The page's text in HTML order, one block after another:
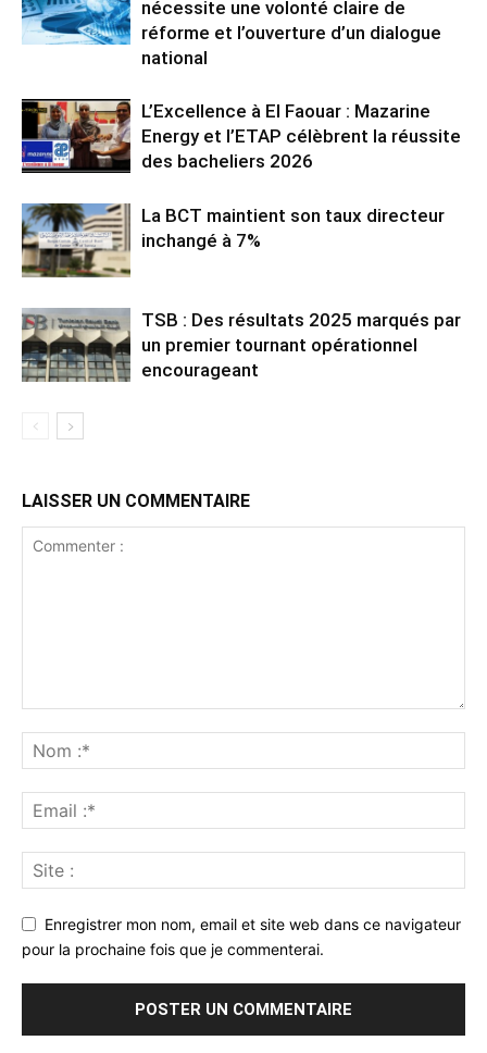
nécessite une volonté claire de
réforme et l’ouverture d’un dialogue
national
L’Excellence à El Faouar : Mazarine
Energy et l’ETAP célèbrent la réussite
des bacheliers 2026
La BCT maintient son taux directeur
inchangé à 7%
TSB : Des résultats 2025 marqués par
un premier tournant opérationnel
encourageant
LAISSER UN COMMENTAIRE
Enregistrer mon nom, email et site web dans ce navigateur
pour la prochaine fois que je commenterai.